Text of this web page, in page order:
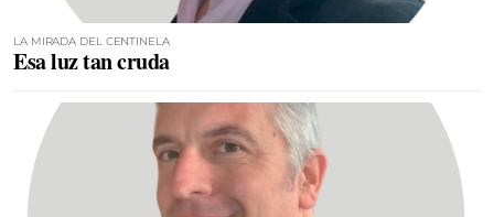
LA MIRADA DEL CENTINELA
Esa luz tan cruda